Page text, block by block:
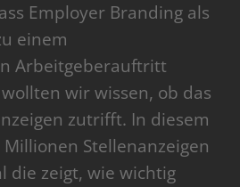
Employer Branding als
einem
Arbeitgeberauftritt
wir wissen, ob das
zutrifft. In diesem
Stellenanzeigen
die zeigt, wie wichtig